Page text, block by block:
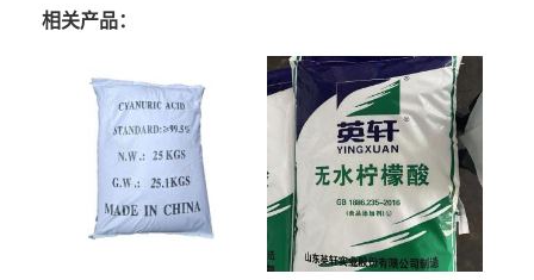
相关产品：